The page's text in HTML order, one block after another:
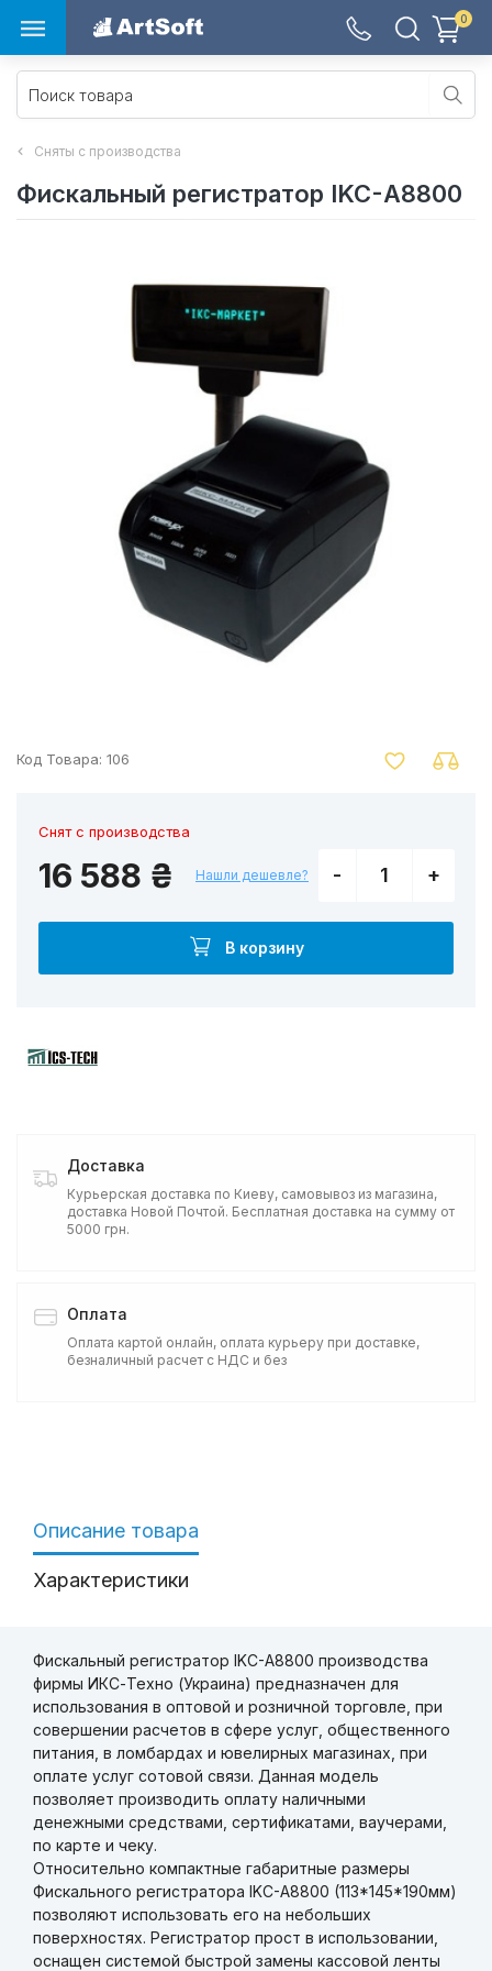
0
Сняты с производства
Фискальный регистратор IKC-А8800
Код Товара: 106
Снят с производства
16 588 ₴ Нашли дешевле? - +
В корзину
Доставка
Курьерская доставка по Киеву, самовывоз из магазина,
доставка Новой Почтой. Бесплатная доставка на сумму от
5000 грн.
Оплата
Оплата картой онлайн, оплата курьеру при доставке,
безналичный расчет с НДС и без
Описание товара
Характеристики
Фискальный регистратор IKC-A8800 производства
фирмы ИКС-Техно (Украина) предназначен для
использования в оптовой и розничной торговле, при
совершении расчетов в сфере услуг, общественного
питания, в ломбардах и ювелирных магазинах, при
оплате услуг сотовой связи. Данная модель
позволяет производить оплату наличными
денежными средствами, сертификатами, ваучерами,
по карте и чеку.
Относительно компактные габаритные размеры
Фискального регистратора IKC-A8800 (113*145*190мм)
позволяют использовать его на небольших
поверхностях. Регистратор прост в использовании,
оснащен системой быстрой замены кассовой ленты